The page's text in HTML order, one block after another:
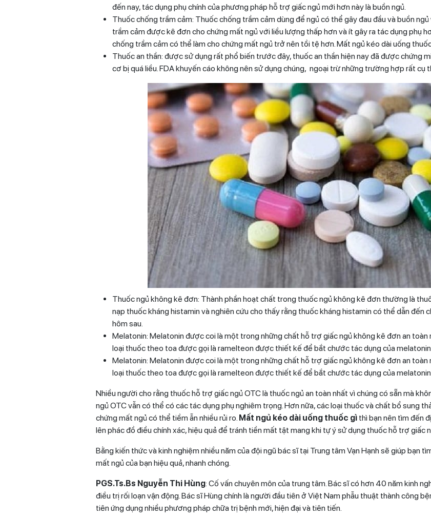
đến nay, tác dụng phụ chính của phương pháp hỗ trợ giấc ngủ mới hơn này là buồn ngủ.
Thuốc chống trầm cảm: Thuốc chống trầm cảm dùng để ngủ có thể gây đau đầu và buồn
trầm cảm được kê đơn cho chứng mất ngủ với liều lượng thấp hơn và ít gây ra tác dụng phụ
chống trầm cảm có thể làm cho chứng mất ngủ trở nên tồi tệ hơn. Mất ngủ kéo dài uống
Thuốc an thần: được sử dụng rất phổ biến trước đây, thuốc an thần hiện nay đã được chứng
cơ bị quá liều. FDA khuyến cáo không nên sử dụng chúng, ngoại trừ những trường hợp rất cụ
Thuốc ngủ không kê đơn: Thành phần hoạt chất trong thuốc ngủ không kê đơn thường là
nạp thuốc kháng histamin và nghiên cứu cho thấy rằng thuốc kháng histamin có thể dẫn đến
hôm sau.
Melatonin: Melatonin được coi là một trong những chất hỗ trợ giấc ngủ không kê đơn an
loại thuốc theo toa được gọi là ramelteon được thiết kế để bắt chước tác dụng của melatonin.
Melatonin: Melatonin được coi là một trong những chất hỗ trợ giấc ngủ không kê đơn an
loại thuốc theo toa được gọi là ramelteon được thiết kế để bắt chước tác dụng của melatonin.
Nhiều người cho rằng thuốc hỗ trợ giấc ngủ OTC là thuốc ngủ an toàn nhất vì chúng có sẵn mà
ngủ OTC vẫn có thể có các tác dụng phụ nghiêm trọng. Hơn nữa, các loại thuốc và chất bổ sung
chứng mất ngủ có thể tiềm ẫn nhiều rủi ro. Mất ngủ kéo dài uống thuốc gì thì bạn nên tìm đến
lên phác đồ điều chính xác, hiệu quả để tránh tiền mất tật mang khi tự ý sử dụng thuốc hỗ trợ giấc
Bằng kiến thức và kinh nghiệm nhiều năm của đội ngũ bác sĩ tại Trung tâm Vạn Hạnh sẽ giúp bạn
mất ngủ của bạn hiệu quả, nhanh chóng.
PGS.Ts.Bs Nguyễn Thi Hùng: Cố vấn chuyên môn của trung tâm. Bác sĩ có hơn 40 năm kinh
điều trị rối loạn vận động. Bác sĩ Hùng chính là người đầu tiên ở Việt Nam phẫu thuật thành công
tiên ứng dụng nhiều phương pháp chữa trị bệnh mới, hiện đại và tiên tiến.